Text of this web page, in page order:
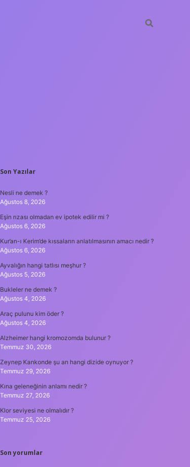
SIDEBAR
Son Yazılar
Nesli ne demek ?
Ağustos 8, 2026
Eşin rızası olmadan ev ipotek edilir mi ?
Ağustos 6, 2026
Kur’an-ı Kerim’de kıssaların anlatılmasının amacı nedir ?
Ağustos 6, 2026
Ayvalığın hangi tatlısı meşhur ?
Ağustos 5, 2026
Bukleler ne demek ?
Ağustos 4, 2026
Araç pulunu kim öder ?
Ağustos 4, 2026
Alzheimer hangi kromozomda bulunur ?
Temmuz 30, 2026
Zeynep Kankonde şu an hangi dizide oynuyor ?
Temmuz 29, 2026
Kına geleneğinin anlamı nedir ?
Temmuz 27, 2026
Klor seviyesi ne olmalıdır ?
Temmuz 25, 2026
Son yorumlar